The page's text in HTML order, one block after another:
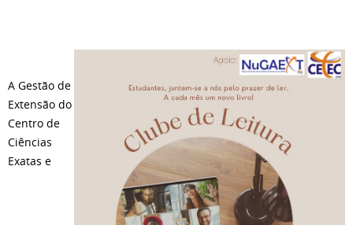
A Gestão de
Extensão do
Centro de
Ciências
Exatas e